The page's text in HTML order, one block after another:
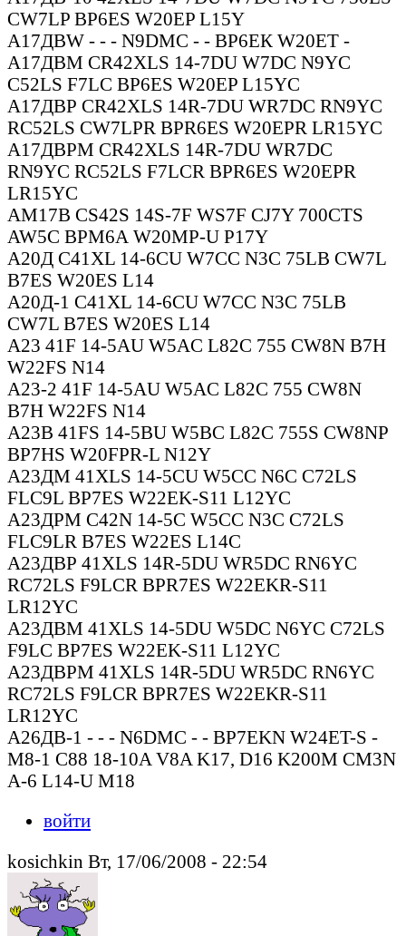
CW7LP BP6ES W20EP L15Y
А17ДВW - - - N9DMC - - ВР6ЕК W20ET -
А17ДВМ CR42XLS 14-7DU W7DC N9YC
C52LS F7LC BP6ES W20EP L15YC
А17ДВР CR42XLS 14R-7DU WR7DC RN9YC
RC52LS CW7LPR BPR6ES W20EPR LR15YC
А17ДВРМ CR42XLS 14R-7DU WR7DC
RN9YC RC52LS F7LCR BPR6ES W20EPR
LR15YC
АМ17В CS42S 14S-7F WS7F CJ7Y 700CTS
AW5C ВРМ6А W20MP-U P17Y
А20Д C41XL 14-6CU W7CC N3C 75LB CW7L
B7ES W20ES L14
А20Д-1 C41XL 14-6CU W7CC N3C 75LB
CW7L B7ES W20ES L14
А23 41F 14-5AU W5AC L82C 755 CW8N B7H
W22FS N14
А23-2 41F 14-5AU W5AC L82C 755 CW8N
B7H W22FS N14
А23В 41FS 14-5BU W5BC L82C 755S CW8NP
BP7HS W20FPR-L N12Y
А23ДМ 41XLS 14-5CU W5CC N6C C72LS
FLC9L BP7ES W22EK-S11 L12YC
А23ДРМ C42N 14-5C W5CC N3C C72LS
FLC9LR B7ES W22ES L14C
А23ДВР 41XLS 14R-5DU WR5DC RN6YC
RC72LS F9LCR BPR7ES W22EKR-S11
LR12YC
А23ДВМ 41XLS 14-5DU W5DC N6YC C72LS
F9LC BP7ES W22EK-S11 L12YC
А23ДВРМ 41XLS 14R-5DU WR5DC RN6YC
RC72LS F9LCR BPR7ES W22EKR-S11
LR12YC
А26ДВ-1 - - - N6DMC - - BP7EKN W24ET-S -
М8-1 C88 18-10A V8A K17, D16 K200M CM3N
A-6 L14-U M18
войти
kosichkin Вт, 17/06/2008 - 22:54